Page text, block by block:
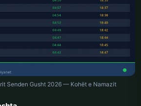
Senden Gusht 2026 — Kohët e Namazit